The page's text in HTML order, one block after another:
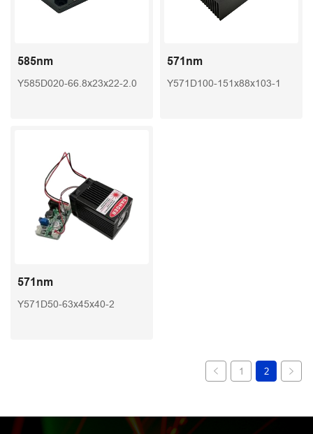
585nm
Y585D020-66.8x23x22-2.0
571nm
Y571D100-151x88x103-1
571nm
Y571D50-63x45x40-2
1 2